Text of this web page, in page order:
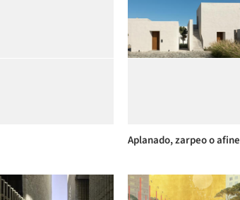
Aplanado, zarpeo o afine